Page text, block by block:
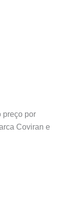
preço por
Coviran e